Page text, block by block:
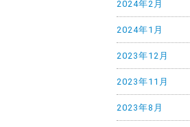
2024年2月
2024年1月
2023年12月
2023年11月
2023年8月